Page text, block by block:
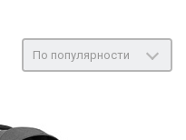
По популярности